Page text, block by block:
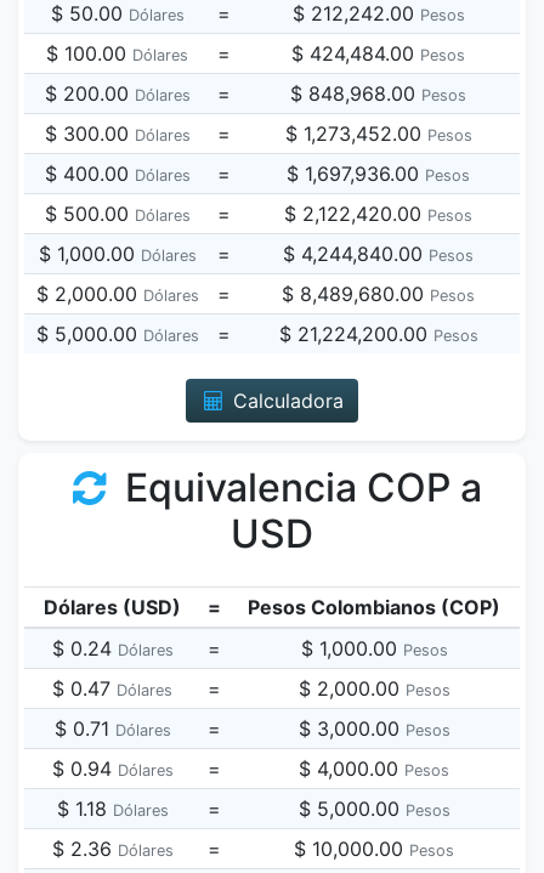
$ 50.00 Dólares = $ 212,242.00 Pesos
$ 100.00 Dólares = $ 424,484.00 Pesos
$ 200.00 Dólares = $ 848,968.00 Pesos
$ 300.00 Dólares = $ 1,273,452.00 Pesos
$ 400.00 Dólares = $ 1,697,936.00 Pesos
$ 500.00 Dólares = $ 2,122,420.00 Pesos
$ 1,000.00 Dólares = $ 4,244,840.00 Pesos
$ 2,000.00 Dólares = $ 8,489,680.00 Pesos
$ 5,000.00 Dólares = $ 21,224,200.00 Pesos
Calculadora
Equivalencia COP a
USD
Dólares (USD) =
Pesos Colombianos (COP)
$ 0.24 Dólares = $ 1,000.00 Pesos
$ 0.47 Dólares = $ 2,000.00 Pesos
$ 0.71 Dólares = $ 3,000.00 Pesos
$ 0.94 Dólares = $ 4,000.00 Pesos
$ 1.18 Dólares = $ 5,000.00 Pesos
$ 2.36 Dólares = $ 10,000.00 Pesos